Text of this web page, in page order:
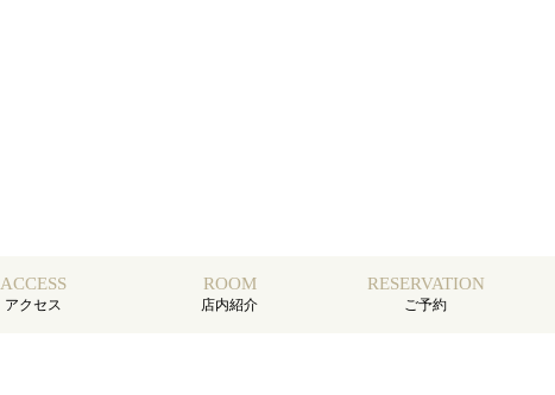
ACCESS
アクセス
ROOM
店内紹介
RESERVATION
ご予約